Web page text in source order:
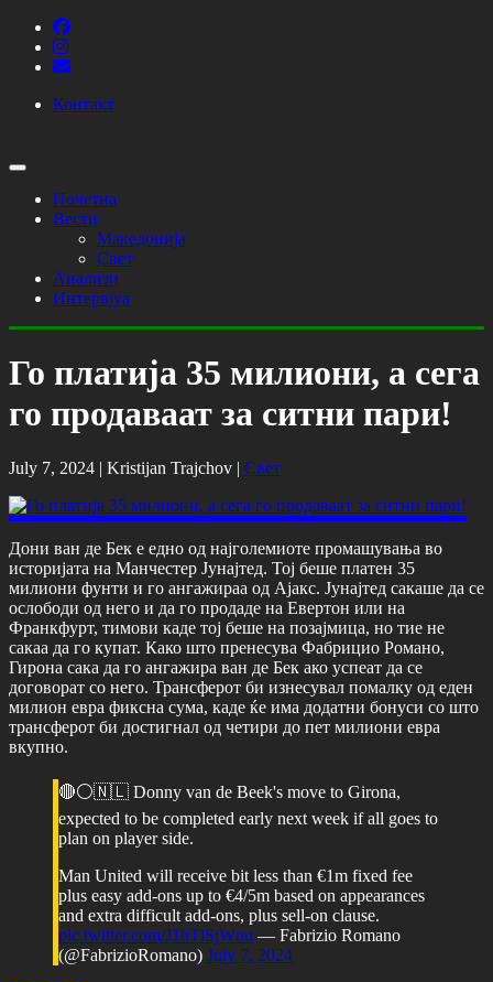
Контакт
Почетна
Вести
Македонија
Свет
Анализи
Интервјуа
Го платија 35 милиони, а сега
го продаваат за ситни пари!
July 7, 2024 | Kristijan Trajchov | Свет
Дони ван де Бек е едно од најголемиоте промашувања во
историјата на Манчестер Јунајтед. Тој беше платен 35
милиони фунти и го ангажираа од Ајакс. Јунајтед сакаше да се
ослободи од него и да го продаде на Евертон или на
Франкфурт, тимови каде тој беше на позајмица, но тие не
сакаа да го купат. Како што пренесува Фабрицио Романо,
Гирона сака да го ангажира ван де Бек ако успеат да се
договорат со него. Трансферот би изнесувал помалку од еден
милион евра фиксна сума, каде ќе има додатни бонуси со што
трансферот би достигнал од четири до пет милиони евра
вкупно.
🔴⚪️🇳🇱 Donny van de Beek's move to Girona,
expected to be completed early next week if all goes to
plan on player side.
Man United will receive bit less than €1m fixed fee
plus easy add-ons up to €4/5m based on appearances
and extra difficult add-ons, plus sell-on clause.
pic.twitter.com/J1hTlSjWnu — Fabrizio Romano
(@FabrizioRomano) July 7, 2024